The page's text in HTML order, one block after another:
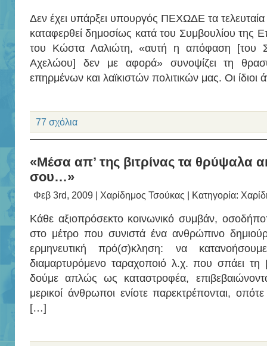
Δεν έχει υπάρξει υπουργός ΠΕΧΩΔΕ τα
καταφερθεί δημοσίως κατά του Συμβουλίου της
του Κώστα Λαλιώτη, «αυτή η απόφαση [του
Αχελώου] δεν με αφορά» συνοψίζει τη
επηρμένων και λαϊκιστών πολιτικών μας. Οι
77 σχόλια
«Μέσα απ’ της βιτρίνας τα θρύψαλα
σου…»
Φεβ 3rd, 2009 | Χαρίδημος Τσούκας | Κατηγορία:
Κάθε αξιοπρόσεκτο κοινωνικό συμβάν,
στο μέτρο που συνιστά ένα ανθρώπινο
ερμηνευτική πρό(σ)κληση: να
διαμαρτυρόμενο ταραχοποιό λ.χ. που σπάει τη
δούμε απλώς ως καταστροφέα,
μερικοί άνθρωποι ενίοτε παρεκτρέπονται,
[…]